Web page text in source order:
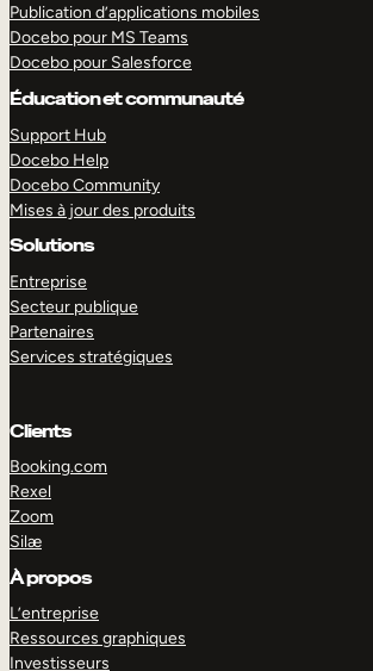
Publication d’applications mobiles
Docebo pour MS Teams
Docebo pour Salesforce
Éducation et communauté
Support Hub
Docebo Help
Docebo Community
Mises à jour des produits
Solutions
Entreprise
Secteur publique
Partenaires
Services stratégiques
Clients
Booking.com
Rexel
Zoom
Silæ
À propos
L’entreprise
Ressources graphiques
Investisseurs